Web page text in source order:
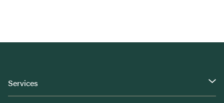
Services